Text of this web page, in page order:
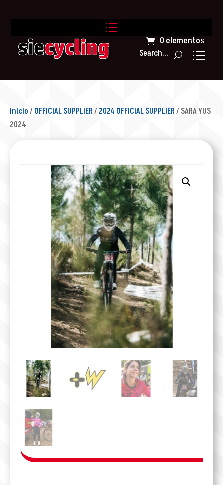
0 elementos
Search...
Inicio/ OFFICIAL SUPPLIER/2024 OFFICIAL SUPPLIER/ SARA YUS
2024